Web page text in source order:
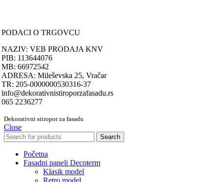
PODACI O TRGOVCU
NAZIV: VEB PRODAJA KNV
PIB: 113644076
MB: 66972542
ADRESA: Mileševska 25, Vračar
TR: 205-0000000530316-37
info@dekorativnistiroporzafasadu.rs
065 2236277
Dekorativni stiropor za fasadu
Close
Search
Početna
Fasadni paneli Decoterm
Klasik model